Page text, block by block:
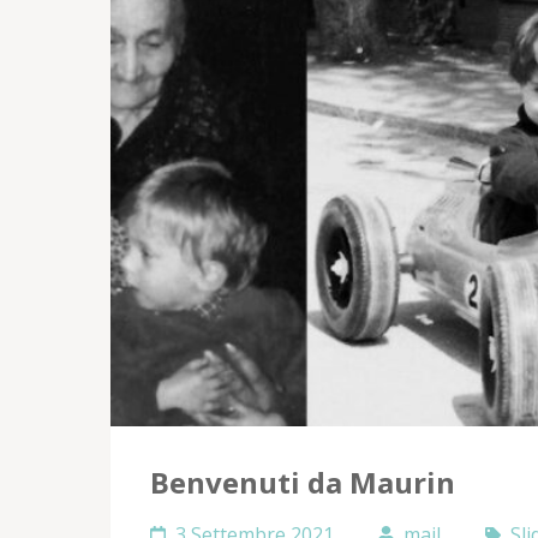
Benvenuti da Maurin